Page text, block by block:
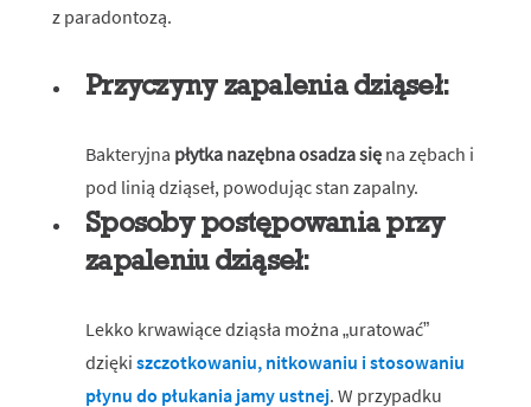
z paradontozą.
Przyczyny zapalenia dziąseł:
Bakteryjna płytka nazębna osadza się na zębach i
pod linią dziąseł, powodując stan zapalny.
Sposoby postępowania przy
zapaleniu dziąseł:
Lekko krwawiące dziąsła można „uratować”
dzięki szczotkowaniu, nitkowaniu i stosowaniu
płynu do płukania jamy ustnej. W przypadku